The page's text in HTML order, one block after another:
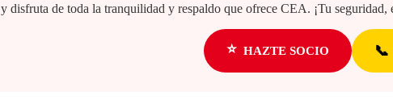
y disfruta de toda la tranquilidad y respaldo que ofrece CEA. ¡Tu seguridad,
⭐ HAZTE SOCIO 📞